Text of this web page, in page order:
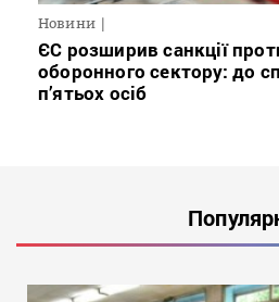
Новини
ЄС розширив санкції
оборонного сектору: до
п’ятьох осіб